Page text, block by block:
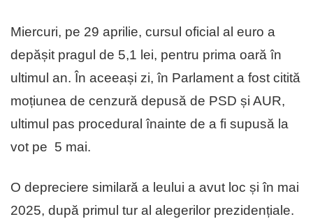
Miercuri, pe 29 aprilie, cursul oficial al euro a
depășit pragul de 5,1 lei, pentru prima oară în
ultimul an. În aceeași zi, în Parlament a fost citită
moțiunea de cenzură depusă de PSD și AUR,
ultimul pas procedural înainte de a fi supusă la
vot pe 5 mai.
O depreciere similară a leului a avut loc și în mai
2025, după primul tur al alegerilor prezidențiale.